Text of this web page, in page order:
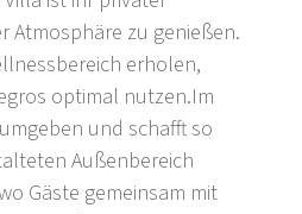
Atmosphäre zu genießen.
erholen,
optimal nutzen.Im
und schafft so
Außenbereich
Gäste gemeinsam mit